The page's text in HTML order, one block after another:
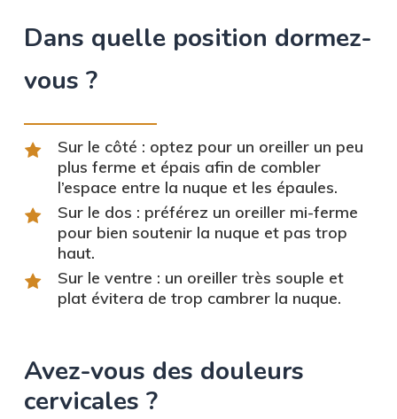
Dans quelle position dormez-
vous ?
Sur le côté : optez pour un oreiller un peu
plus ferme et épais afin de combler
l’espace entre la nuque et les épaules.
Sur le dos : préférez un oreiller mi-ferme
pour bien soutenir la nuque et pas trop
haut.
Sur le ventre : un oreiller très souple et
plat évitera de trop cambrer la nuque.
Avez-vous des douleurs
cervicales ?